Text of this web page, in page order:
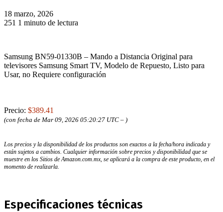
18 marzo, 2026
251 1 minuto de lectura
Samsung BN59-01330B – Mando a Distancia Original para
televisores Samsung Smart TV, Modelo de Repuesto, Listo para
Usar, no Requiere configuración
Precio: $389.41
(con fecha de Mar 09, 2026 05:20:27 UTC – )
Los precios y la disponibilidad de los productos son exactos a la fecha/hora indicada y
están sujetos a cambios. Cualquier información sobre precios y disponibilidad que se
muestre en los Sitios de Amazon.com.mx, se aplicará a la compra de este producto, en el
momento de realizarla.
Especificaciones técnicas